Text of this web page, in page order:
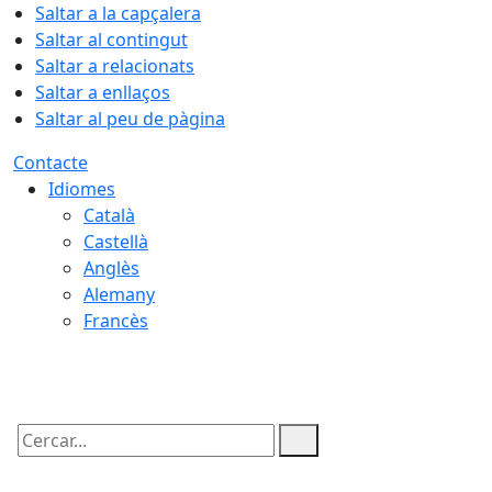
Saltar a la capçalera
Saltar al contingut
Saltar a relacionats
Saltar a enllaços
Saltar al peu de pàgina
Contacte
Idiomes
Català
Castellà
Anglès
Alemany
Francès
Cercar: